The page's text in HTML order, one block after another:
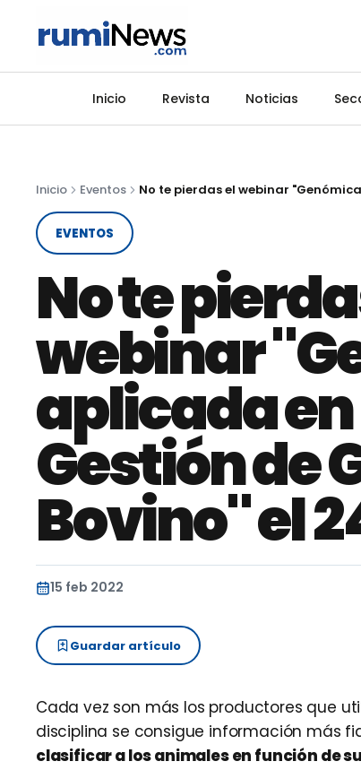
Inicio Revista Noticias
Inicio Eventos
EVENTOS
No te
webinar
aplicada
Gestión de
Bovino" el
15 feb 2022
Guardar artículo
Cada vez son más los productores que
disciplina se consigue información más
clasificar a los animales en función de